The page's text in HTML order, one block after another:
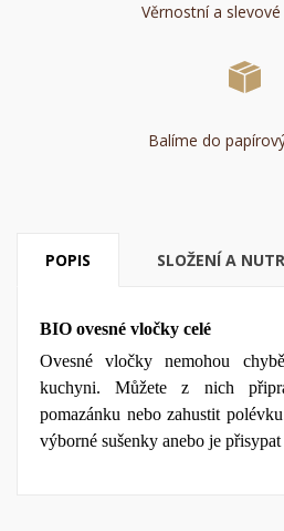
Věrnostní a
Balíme do
POPIS SLOŽENÍ A
BIO ovesné vločky celé
Ovesné vločky nemohou
kuchyni. Můžete z nich
pomazánku nebo zahustit
výborné sušenky anebo je